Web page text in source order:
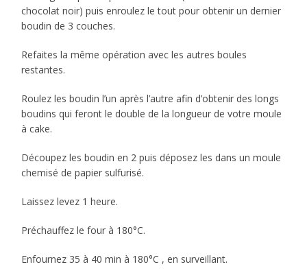
chocolat noir) puis enroulez le tout pour obtenir un dernier
boudin de 3 couches.
Refaites la même opération avec les autres boules
restantes.
Roulez les boudin l’un après l’autre afin d’obtenir des longs
boudins qui feront le double de la longueur de votre moule
à cake.
Découpez les boudin en 2 puis déposez les dans un moule
chemisé de papier sulfurisé.
Laissez levez 1 heure.
Préchauffez le four à 180°C.
Enfournez 35 à 40 min à 180°C , en surveillant.